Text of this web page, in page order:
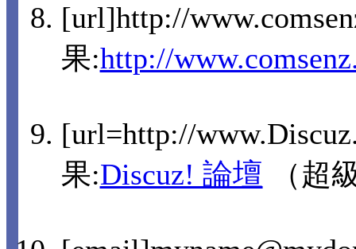
[url]http://
果:http://
[url=http://
果:Discuz! 論壇 （超